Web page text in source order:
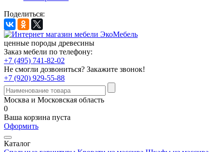
Поделиться:
ценные породы древесины
Заказ мебели по телефону:
+7 (495) 741-82-02
Не смогли дозвониться? Закажите звонок!
+7 (920) 929-55-88
Москва и Московская область
0
Ваша корзина пуста
Оформить
Каталог